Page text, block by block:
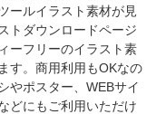
ールイラスト素材が見
トダウンロードページ
ーフリーのイラスト素
す。商用利用もOKなの
やポスター、WEBサイ
どにもご利用いただけ